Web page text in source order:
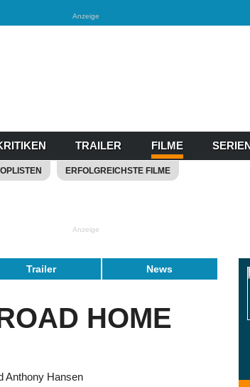
Anzeige
TRAILER FILME
ERFOLGREICHSTE FILME
Anzeige
Trailer News
HOME
Anthony Hansen